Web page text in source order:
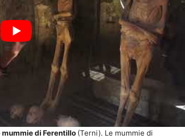
mummie di Ferentillo (Terni). Le mummie di